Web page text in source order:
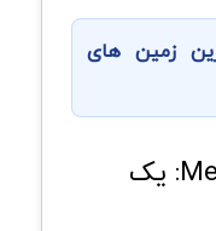
زمین های
پروژه متاورس Meta Hero: یک